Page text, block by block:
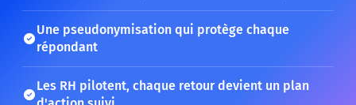
Une pseudonymisation qui protège chaque
répondant
Les RH pilotent, chaque retour devient un plan